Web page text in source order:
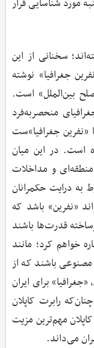
مورد شناسایی قرار
سخنانی از این
جغرافیا» نوشته
بین‌الملل» است.
منحصربه‌فرد
جغرافیا»ست
است. در این میان
و مداخلات
به درایت حکمرانان
«نفرین» باشد که
قدرت‌ها باشند
خواهم کرد؛ مانند
مصنوعی باشند که از
برای ایران
رابرت کاپلان
مهم‌ترین مزیت
می‌داند.